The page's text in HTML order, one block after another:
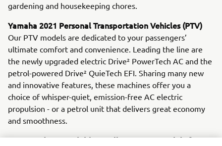
gardening and housekeeping chores.
Yamaha 2021 Personal Transportation Vehicles (PTV)
Our PTV models are dedicated to your passengers’
ultimate comfort and convenience. Leading the line are
the newly upgraded electric Drive² PowerTech AC and the
petrol-powered Drive² QuieTech EFI. Sharing many new
and innovative features, these machines offer you a
choice of whisper-quiet, emission-free AC electric
propulsion - or a petrol unit that delivers great economy
and smoothness.
YamaTrack® - Available on all Drive2 AC models from